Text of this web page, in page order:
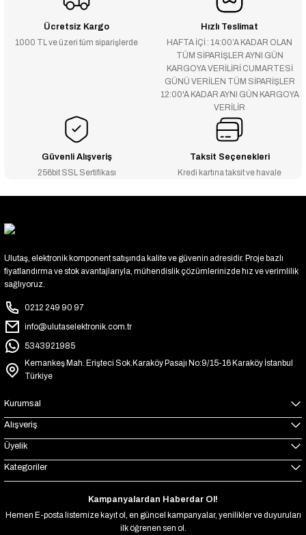
Ücretsiz Kargo
1000 TL ve üzeri tüm siparişlerde
Hızlı Teslimat
HAFTA İÇİ : 14:00’A KADAR OLAN
TÜM SİPARİŞLER AYNI GÜN
KARGOYA VERİLİRİ CUMARTESİ
GÜNÜ VERİLEN TÜM SİPARİŞLER
12:00'A KADAR AYNI GÜN KARGOYA
VERİLİR
Güvenli Alışveriş
256bit SSL Sertifikası
Taksit Seçenekleri
Kredi kartına taksit ve havale
Ulutaş, elektronik komponent satışında kalite ve güvenin adresidir. Proje bazlı
fiyatlandırma ve stok avantajlarıyla, mühendislik çözümlerinizde hız ve verimlilik
sağlıyoruz.
0212 249 90 97
info@ulutaselektronik.com.tr
5343921985
Kemankeş Mah. Erişteci Sok.Karaköy Pasajı No:9/15-16 Karaköy İstanbul
Türkiye
Kurumsal
Alışveriş
Üyelik
Kategoriler
Kampanyalardan Haberdar Ol!
Hemen E-posta listemize kayıt ol, en güncel kampanyalar, yenilikler ve duyuruları
ilk öğrenen sen ol.